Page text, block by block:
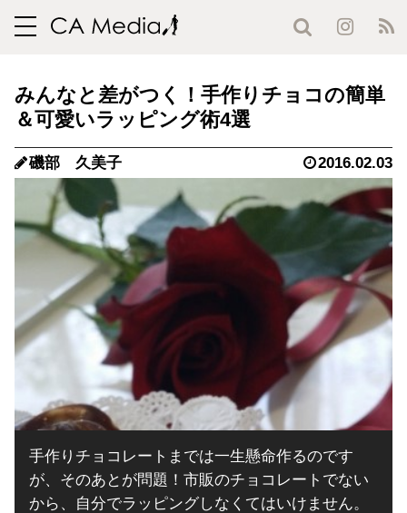
toggle
みんなと差がつく！手作りチョコの簡単
＆可愛いラッピング術4選
磯部 久美子 2016.02.03
手作りチョコレートまでは一生懸命作るのです
が、そのあとが問題！市販のチョコレートでない
から、自分でラッピングしなくてはいけません。